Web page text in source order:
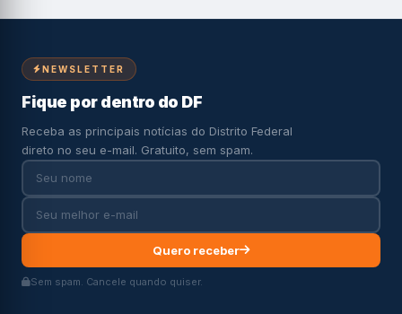
NEWSLETTER
Fique por dentro do DF
Receba as principais notícias do Distrito Federal
direto no seu e-mail. Gratuito, sem spam.
Quero receber
Sem spam. Cancele quando quiser.